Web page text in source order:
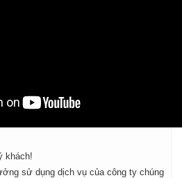
khách!
sử dụng dịch vụ của công ty chúng